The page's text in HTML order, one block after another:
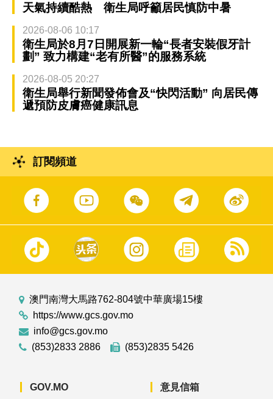
天氣持續酷熱 衛生局呼籲居民慎防中暑
2026-08-06 10:17
衛生局於8月7日開展新一輪“長者安裝假牙計
劃” 致力構建“老有所醫”的服務系統
2026-08-05 20:27
衛生局舉行新聞發佈會及“快閃活動” 向居民傳
遞預防皮膚癌健康訊息
訂閱頻道
澳門南灣大馬路762-804號中華廣場15樓
https://www.gcs.gov.mo
info@gcs.gov.mo
(853)2833 2886
(853)2835 5426
GOV.MO 意見信箱